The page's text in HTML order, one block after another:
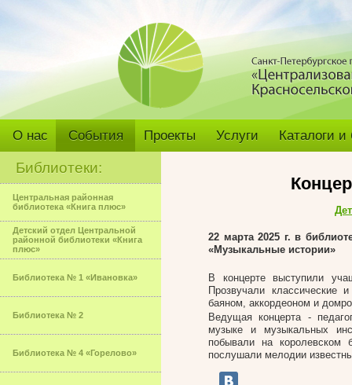
О нас События Проекты Услуги Каталоги
Библиотеки:
Центральная районная
библиотека «Книга плюс»
Детский отдел Центральной
районной библиотеки «Книга
плюс»
Библиотека № 1 «Ивановка»
Библиотека № 2
Библиотека № 4 «Горелово»
22 марта 2025 г. в
«Музыкальные истории»
В концерте выступили
Прозвучали классические
баяном, аккордеоном и
Ведущая концерта -
музыке и музыкальных
побывали на королевском
послушали мелодии